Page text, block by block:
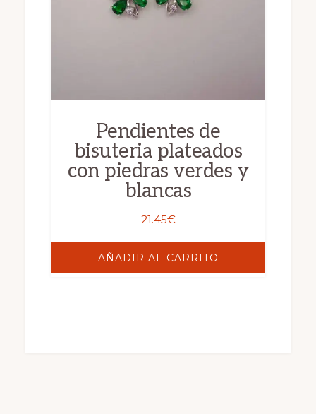
Pendientes de
bisuteria plateados
con piedras verdes y
blancas
21.45€
AÑADIR AL CARRITO